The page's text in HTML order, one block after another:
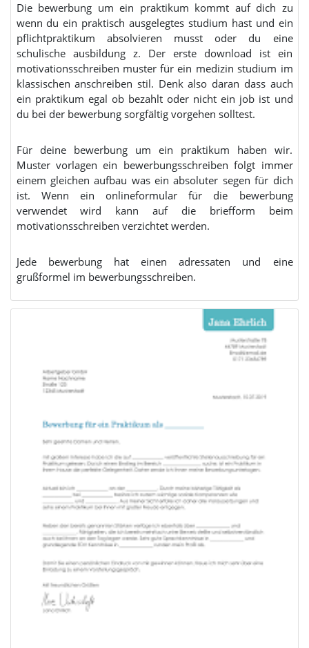
Die bewerbung um ein praktikum kommt auf dich zu
wenn du ein praktisch ausgelegtes studium hast und ein
pflichtpraktikum absolvieren musst oder du eine
schulische ausbildung z. Der erste download ist ein
motivationsschreiben muster für ein medizin studium im
klassischen anschreiben stil. Denk also daran dass auch
ein praktikum egal ob bezahlt oder nicht ein job ist und
du bei der bewerbung sorgfältig vorgehen solltest.
Für deine bewerbung um ein praktikum haben wir.
Muster vorlagen ein bewerbungsschreiben folgt immer
einem gleichen aufbau was ein absoluter segen für dich
ist. Wenn ein onlineformular für die bewerbung
verwendet wird kann auf die briefform beim
motivationsschreiben verzichtet werden.
Jede bewerbung hat einen adressaten und eine
grußformel im bewerbungsschreiben.